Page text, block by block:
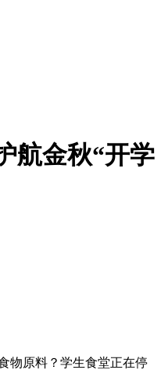
航金秋“开学
原料？学生食堂正在停